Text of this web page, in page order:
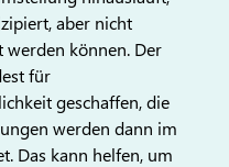
aber nicht
können. Der
für
geschaffen, die
werden dann im
Das kann helfen, um